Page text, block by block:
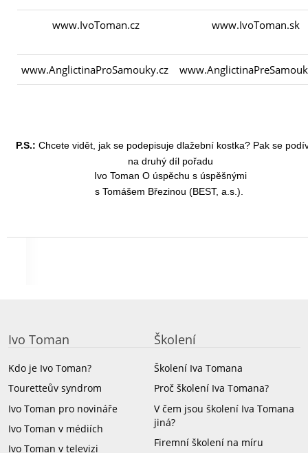
www.IvoToman.cz www.IvoToman.sk
www.AnglictinaProSamouky.cz
P.S.: Chcete vidět, jak se podepisuje dlažební kostka? Pak se
na druhý díl pořadu
Ivo Toman O úspěchu s úspěšnými
s Tomášem Březinou (BEST, a.s.).
Ivo Toman
Kdo je Ivo Toman?
Touretteův syndrom
Ivo Toman pro novináře
Ivo Toman v médiích
Ivo Toman v televizi
Školení
Školení Iva Tomana
Proč školení Iva Tomana?
V čem jsou školení Iva Tomana
jiná?
Firemní školení na míru